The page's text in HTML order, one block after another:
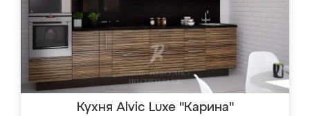
Кухня Alvic Luxe "Карина"